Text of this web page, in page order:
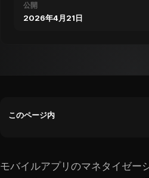
公開
2026年4月21日
このページ内
モバイルアプリのマネタイゼー